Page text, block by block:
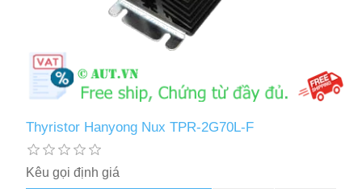
Thyristor Hanyong Nux TPR-2G70L-F
Kêu gọi định giá